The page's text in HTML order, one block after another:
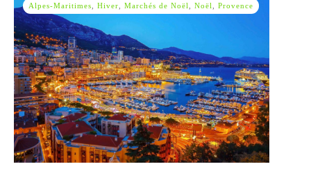
Alpes-Maritimes Hiver Marchés de Noël Noël Provence